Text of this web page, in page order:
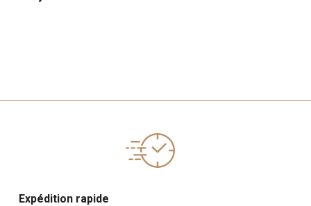
Expédition rapide